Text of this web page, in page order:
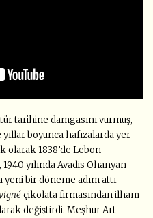
tarihine damgasını vurmuş,
boyunca hafızalarda yer
olarak 1838’de Lebon
yılında Avadis Ohanyan
yeni bir döneme adım attı.
çikolata firmasından ilham
değiştirdi. Meşhur Art